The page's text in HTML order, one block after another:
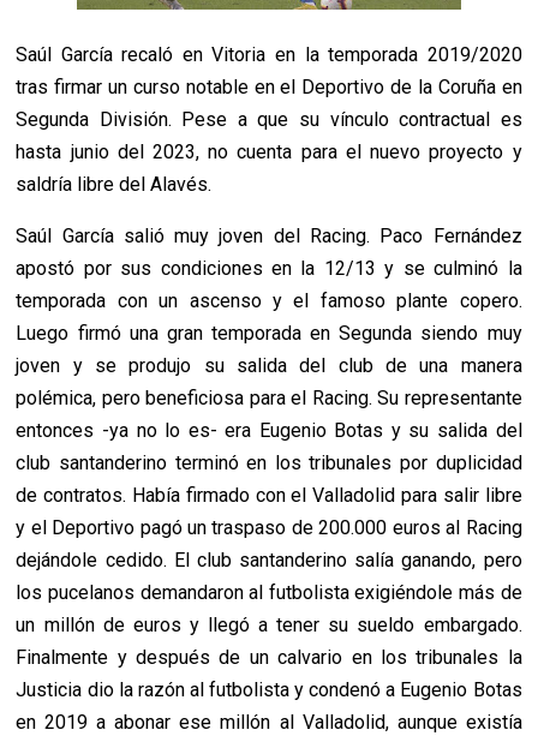
Saúl García recaló en Vitoria en la temporada 2019/2020
tras firmar un curso notable en el Deportivo de la Coruña en
Segunda División. Pese a que su vínculo contractual es
hasta junio del 2023, no cuenta para el nuevo proyecto y
saldría libre del Alavés.
Saúl García salió muy joven del Racing. Paco Fernández
apostó por sus condiciones en la 12/13 y se culminó la
temporada con un ascenso y el famoso plante copero.
Luego firmó una gran temporada en Segunda siendo muy
joven y se produjo su salida del club de una manera
polémica, pero beneficiosa para el Racing. Su representante
entonces -ya no lo es- era Eugenio Botas y su salida del
club santanderino terminó en los tribunales por duplicidad
de contratos. Había firmado con el Valladolid para salir libre
y el Deportivo pagó un traspaso de 200.000 euros al Racing
dejándole cedido. El club santanderino salía ganando, pero
los pucelanos demandaron al futbolista exigiéndole más de
un millón de euros y llegó a tener su sueldo embargado.
Finalmente y después de un calvario en los tribunales la
Justicia dio la razón al futbolista y condenó a Eugenio Botas
en 2019 a abonar ese millón al Valladolid, aunque existía